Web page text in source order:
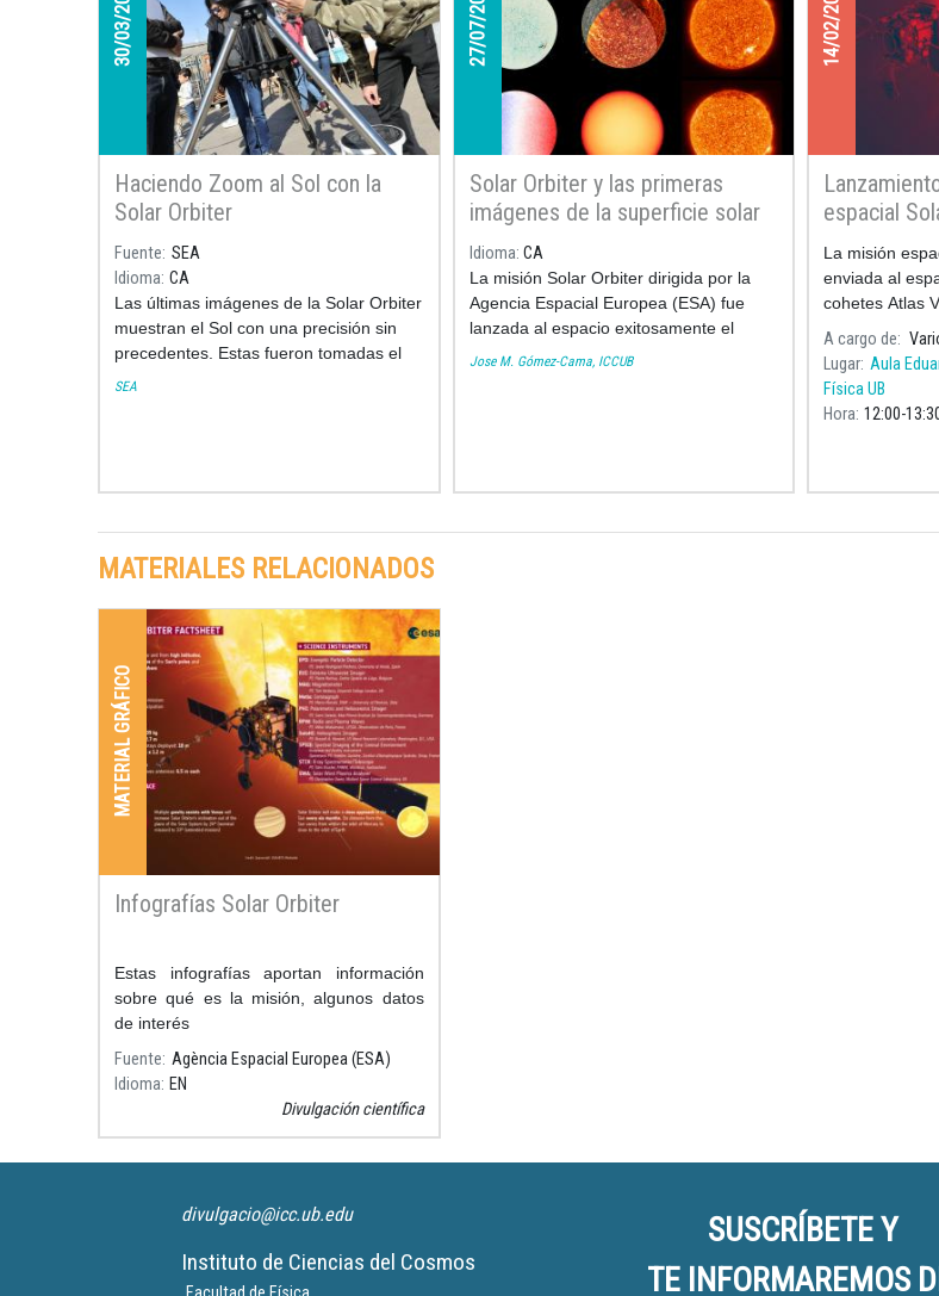
30/03/2022
Haciendo Zoom al Sol con la
Solar Orbiter
Fuente SEA
Idioma CA
Las últimas imágenes de la Solar Orbiter
muestran el Sol con una precisión sin
precedentes. Estas fueron tomadas el
pasado 7 de marzo, cuando la nave
SEA
27/07/2020
Solar Orbiter y las primeras
imágenes de la superficie solar
Idioma CA
La misión Solar Orbiter dirigida por la
Agencia Espacial Europea (ESA) fue
lanzada al espacio exitosamente el
pasado 10 de febrero, con el objetivo de
Jose M. Gómez-Cama, ICCUB
14/02/2020
espacial
La misión
enviada al
cohetes Atlas
madrugada del
febrero desde
A cargo de
Lugar Aula
Física UB
Hora 12:00
MATERIALES RELACIONADOS
MATERIAL GRÁFICO
Infografías Solar Orbiter
Estas infografías aportan información
sobre qué es la misión, algunos datos
de interés
Fuente Agència Espacial Europea (ESA)
Idioma EN
Divulgación científica
divulgacio@icc.ub.edu
Instituto de Ciencias del Cosmos
SUSCRÍBETE Y
TE INFORMAREMOS